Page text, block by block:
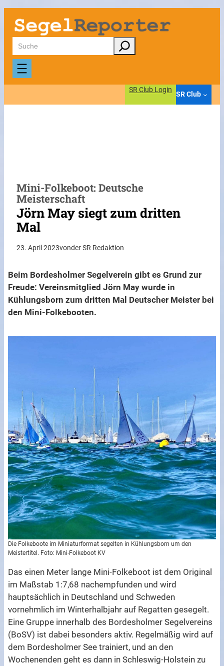
Zum
Inhalt
springen
Suchen
SR Club Login
SR Club
Mini-Folkeboot: Deutsche
Meisterschaft
Jörn May siegt zum dritten
Mal
23. April 2023vonder SR Redaktion
Beim Bordesholmer Segelverein gibt es Grund zur
Freude: Vereinsmitglied Jörn May wurde in
Kühlungsborn zum dritten Mal Deutscher Meister bei
den Mini-Folkebooten.
Die Folkeboote im Miniaturformat segelten in Kühlungsborn um den
Meistertitel. Foto: Mini-Folkeboot KV
Das einen Meter lange Mini-Folkeboot ist dem Original
im Maßstab 1:7,68 nachempfunden und wird
hauptsächlich in Deutschland und Schweden
vornehmlich im Winterhalbjahr auf Regatten gesegelt.
Eine Gruppe innerhalb des Bordesholmer Segelvereins
(BoSV) ist dabei besonders aktiv. Regelmäßig wird auf
dem Bordesholmer See trainiert, und an den
Wochenenden geht es dann in Schleswig-Holstein zu